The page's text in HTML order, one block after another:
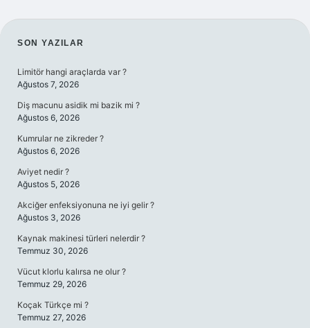
SIDEBAR
SON YAZILAR
Limitör hangi araçlarda var ?
Ağustos 7, 2026
Diş macunu asidik mi bazik mi ?
Ağustos 6, 2026
Kumrular ne zikreder ?
Ağustos 6, 2026
Aviyet nedir ?
Ağustos 5, 2026
Akciğer enfeksiyonuna ne iyi gelir ?
Ağustos 3, 2026
Kaynak makinesi türleri nelerdir ?
Temmuz 30, 2026
Vücut klorlu kalırsa ne olur ?
Temmuz 29, 2026
Koçak Türkçe mi ?
Temmuz 27, 2026